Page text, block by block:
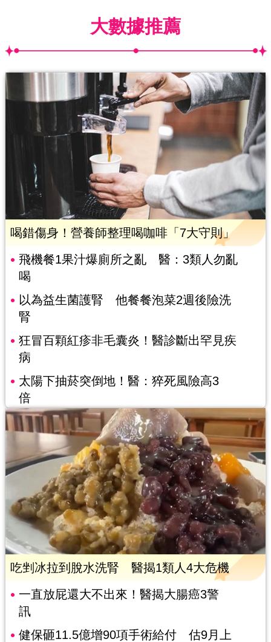
大數據推薦
喝錯傷身！營養師整理喝咖啡「7大守則」
飛機餐1果汁爆廁所之亂 醫：3類人勿亂
喝
以為益生菌護腎 他餐餐泡菜2週後險洗
腎
狂冒百顆紅疹非毛囊炎！醫診斷出罕見疾
病
太陽下抽菸突倒地！醫：猝死風險高3
倍
吃剉冰拉到脫水洗腎 醫揭1類人4大危機
一直放屁還大不出來！醫揭大腸癌3警
訊
健保砸11.5億增90項手術給付 估9月上